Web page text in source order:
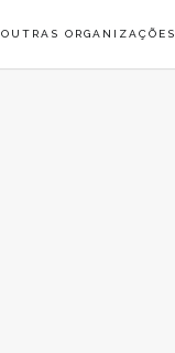
OUTRAS ORGANIZAÇÕES